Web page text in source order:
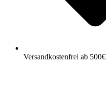
Versandkostenfrei ab 500€